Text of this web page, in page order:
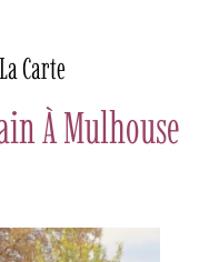
Carte
À Mulhouse